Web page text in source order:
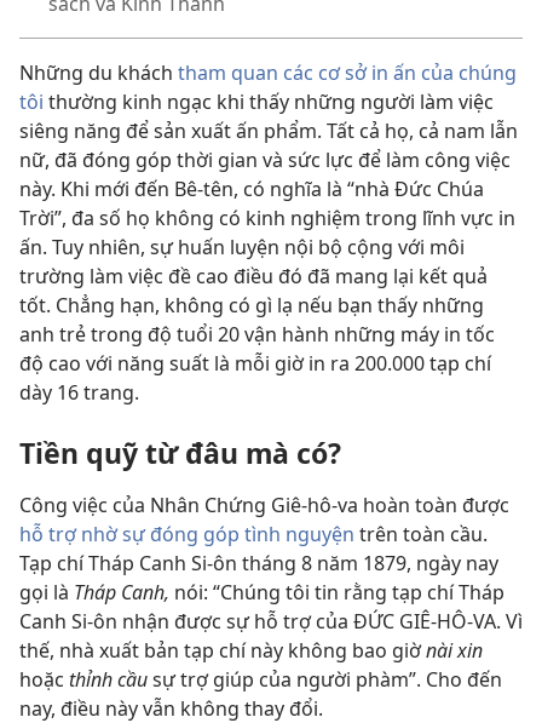
Những du khách tham quan các cơ sở in ấn của chúng
tôi thường kinh ngạc khi thấy những người làm việc
siêng năng để sản xuất ấn phẩm. Tất cả họ, cả nam lẫn
nữ, đã đóng góp thời gian và sức lực để làm công việc
này. Khi mới đến Bê-tên, có nghĩa là “nhà Đức Chúa
Trời”, đa số họ không có kinh nghiệm trong lĩnh vực in
ấn. Tuy nhiên, sự huấn luyện nội bộ cộng với môi
trường làm việc đề cao điều đó đã mang lại kết quả
tốt. Chẳng hạn, không có gì lạ nếu bạn thấy những
anh trẻ trong độ tuổi 20 vận hành những máy in tốc
độ cao với năng suất là mỗi giờ in ra 200.000 tạp chí
dày 16 trang.
Tiền quỹ từ đâu mà có?
Công việc của Nhân Chứng Giê-hô-va hoàn toàn được
hỗ trợ nhờ sự đóng góp tình nguyện trên toàn cầu.
Tạp chí Tháp Canh Si-ôn tháng 8 năm 1879, ngày nay
gọi là Tháp Canh, nói: “Chúng tôi tin rằng tạp chí Tháp
Canh Si-ôn nhận được sự hỗ trợ của ĐỨC GIÊ-HÔ-VA. Vì
thế, nhà xuất bản tạp chí này không bao giờnài xin
hoặc thỉnh cầusự trợ giúp của người phàm”. Cho đến
nay, điều này vẫn không thay đổi.